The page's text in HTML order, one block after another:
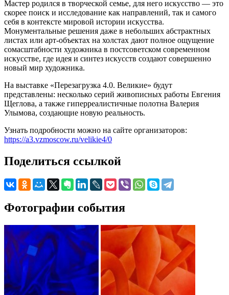
Мастер родился в творческой семье, для него искусство — это
скорее поиск и исследование как направлений, так и самого
себя в контексте мировой истории искусства.
Монументальные решения даже в небольших абстрактных
листах или арт-объектах на холстах дают полное ощущение
сомасштабности художника в постсоветском современном
искусстве, где идея и синтез искусств создают совершенно
новый мир художника.
На выставке «Перезагрузка 4.0. Великие» будут
представлены: несколько серий живописных работы Евгения
Щеглова, а также гиперреалистичные полотна Валерия
Улымова, создающие новую реальность.
Узнать подробности можно на сайте организаторов:
https://a3.vzmoscow.ru/velikie4/0
Поделиться ссылкой
Фотографии события